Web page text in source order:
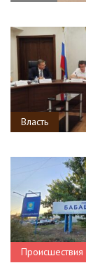
Власть
Происшествия